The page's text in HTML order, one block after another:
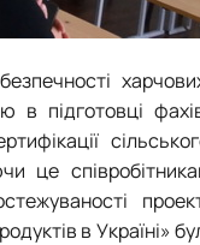
це
в Україні»